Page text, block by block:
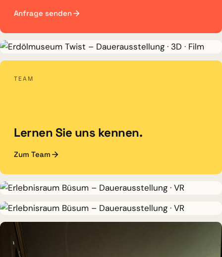
Anfrage senden
Erdölmuseum Twist
TEAM
Lernen Sie uns kennen.
Zum Team
DAUERAUSSTELLUNG · VR
Erlebnisraum Büsum
DAUERAUSSTELLUNG · VR
Erlebnisraum Büsum